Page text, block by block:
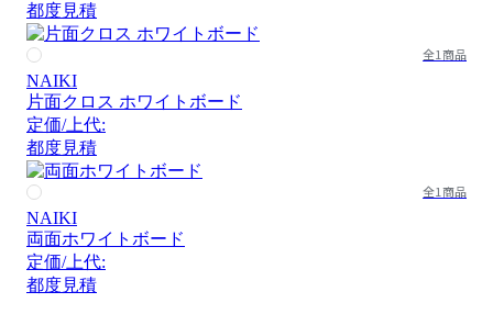
都度見積
全1商品
NAIKI
片面クロス ホワイトボード
定価/上代:
都度見積
全1商品
NAIKI
両面ホワイトボード
定価/上代:
都度見積